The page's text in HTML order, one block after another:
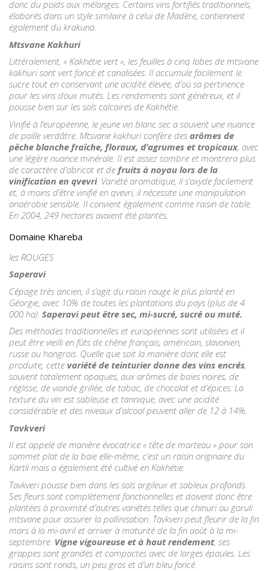
donc du poids aux mélanges. Certains vins fortifiés traditionnels,
élaborés dans un style similaire à celui de Madère, contiennent
également du krakuna.
Mtsvane Kakhuri
Littéralement, « Kakhétie vert », les feuilles à cinq lobes de mtsvane
kakhuri sont vert foncé et canalisées. Il accumule facilement le
sucre tout en conservant une acidité élevée, d’où sa pertinence
pour les vins doux mutés. Les rendements sont généreux, et il
pousse bien sur les sols calcaires de Kakhétie.
Vinifié à l’européenne, le jeune vin blanc sec a souvent une nuance
de paille verdâtre. Mtsvane kakhuri confère des arômes de
pêche blanche fraîche, floraux, d’agrumes et tropicaux, avec
une légère nuance minérale. Il est assez sombre et montrera plus
de caractère d’abricot et de fruits à noyau lors de la
vinification en qvevri. Variété aromatique, il s’oxyde facilement
et, à moins d’être vinifié en qvevri, il nécessite une manipulation
anaérobie sensible. Il convient également comme raisin de table.
En 2004, 249 hectares avaient été plantés.
Domaine Khareba
les ROUGES
Saperavi
Cépage très ancien, il s’agit du raisin rouge le plus planté en
Géorgie, avec 10% de toutes les plantations du pays (plus de 4
000 ha). Saperavi peut être sec, mi-sucré, sucré ou muté.
Des méthodes traditionnelles et européennes sont utilisées et il
peut être vieilli en fûts de chêne français, américain, slavonien,
russe ou hongrois. Quelle que soit la manière dont elle est
produite, cette variété de teinturier donne des vins encrés,
souvent totalement opaques, aux arômes de baies noires, de
réglisse, de viande grillée, de tabac, de chocolat et d’épices. La
texture du vin est sableuse et tannique, avec une acidité
considérable et des niveaux d’alcool peuvent aller de 12 à 14%.
Tavkveri
Il est appelé de manière évocatrice « tête de marteau » pour son
sommet plat de la baie elle-même, c’est un raisin originaire du
Kartli mais a également été cultivé en Kakhétie.
Tavkveri pousse bien dans les sols argileux et sableux profonds.
Ses fleurs sont complètement fonctionnelles et doivent donc être
plantées à proximité d’autres variétés telles que chinuri ou goruli
mtsvane pour assurer la pollinisation. Tavkveri peut fleurir de la fin
mars à la mi-avril et arriver à maturité de la fin août à la mi-
septembre. Vigne vigoureuse et à haut rendement, ses
grappes sont grandes et compactes avec de larges épaules. Les
raisins sont ronds, un peu gros et d’un bleu foncé.